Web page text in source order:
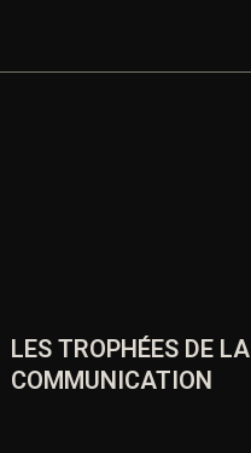
LES TROPHÉES DE LA
COMMUNICATION